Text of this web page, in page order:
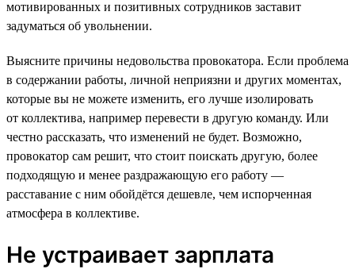
мотивированных и позитивных сотрудников заставит
задуматься об увольнении.
Выясните причины недовольства провокатора. Если проблема
в содержании работы, личной неприязни и других моментах,
которые вы не можете изменить, его лучше изолировать
от коллектива, например перевести в другую команду. Или
честно рассказать, что изменений не будет. Возможно,
провокатор сам решит, что стоит поискать другую, более
подходящую и менее раздражающую его работу —
расставание с ним обойдётся дешевле, чем испорченная
атмосфера в коллективе.
Не устраивает зарплата